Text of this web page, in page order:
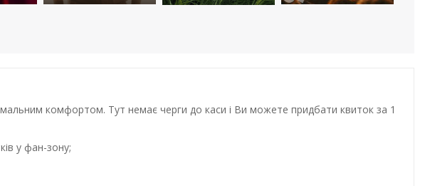
комфортом. Тут немає черги до каси і Ви можете придбати квиток за 1
у фан-зону;